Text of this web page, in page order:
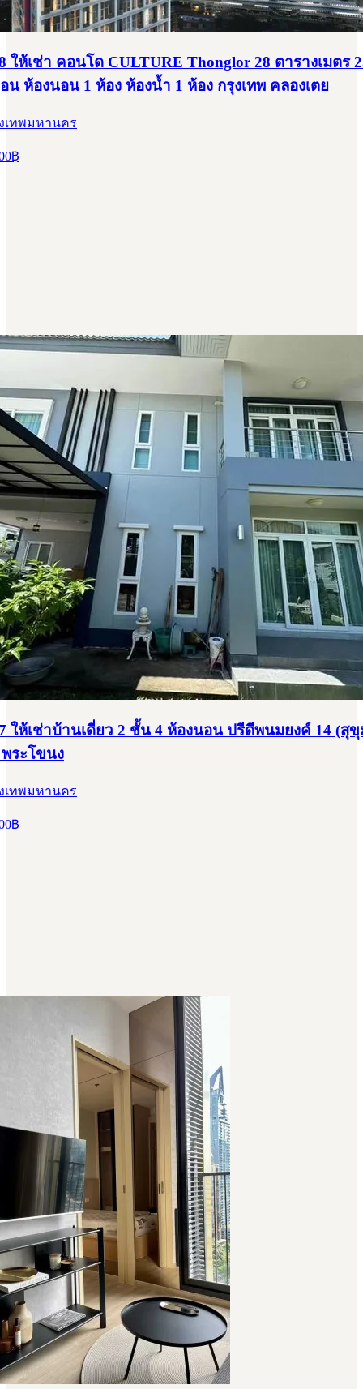
ให้เช่า คอนโด CULTURE Thonglor 28 ตารางเมตร
น ห้องนอน 1 ห้อง ห้องน้ำ 1 ห้อง กรุงเทพ คลองเตย
เทพมหานคร
฿
ให้เช่าบ้านเดี่ยว 2 ชั้น 4 ห้องนอน ปรีดีพนมยงค์ 14 (สุ
ระโขนง
เทพมหานคร
฿